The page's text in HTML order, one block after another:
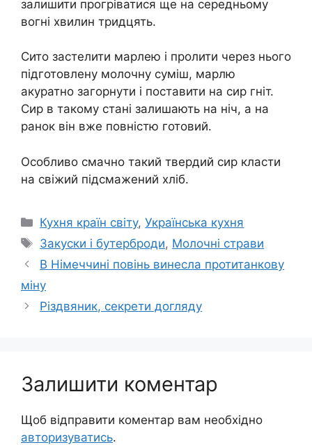
залишити прогріватися ще на середньому
вогні хвилин тридцять.
Сито застелити марлею і пролити через нього
підготовлену молочну суміш, марлю
акуратно загорнути і поставити на сир гніт.
Сир в такому стані залишають на ніч, а на
ранок він вже повністю готовий.
Особливо смачно такий твердий сир класти
на свіжий підсмажений хліб.
Категорії
Кухня країн світу,Українська кухня
Позначки
Закуски і бутерброди, Молочні страви
В Німеччині повінь винесла протитанкову
міну
Різдвяник, секрети догляду
Залишити коментар
Щоб відправити коментар вам необхідно
авторизуватись.